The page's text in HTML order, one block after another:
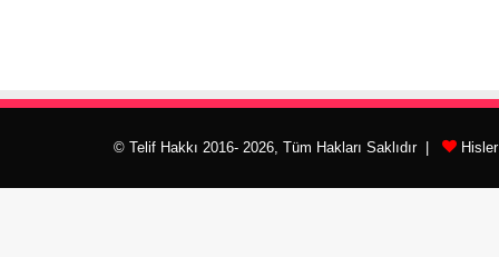
© Telif Hakkı 2016- 2026, Tüm Hakları Saklıdır |